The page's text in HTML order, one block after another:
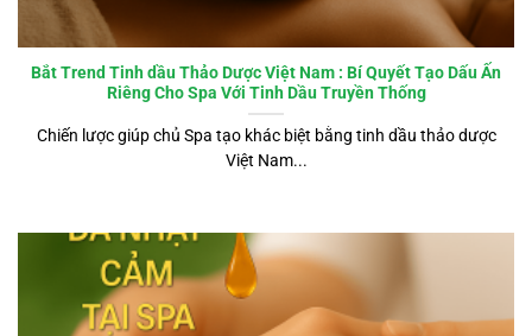
Bắt Trend Tinh dầu Thảo Dược Việt Nam : Bí Quyết Tạo Dấu Ấn
Riêng Cho Spa Với Tinh Dầu Truyền Thống
Chiến lược giúp chủ Spa tạo khác biệt bằng tinh dầu thảo dược
Việt Nam...